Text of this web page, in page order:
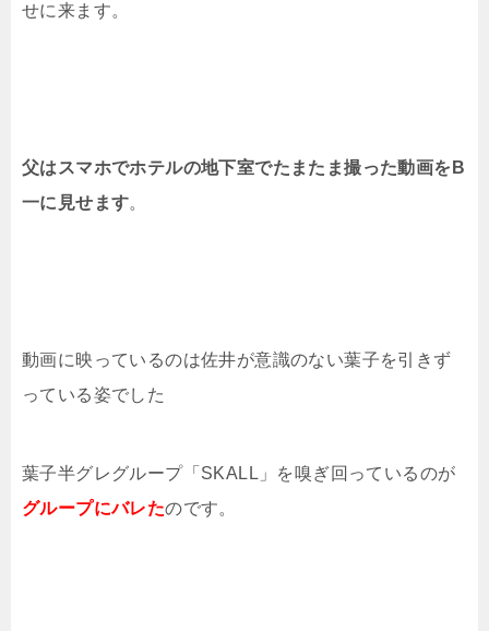
せに来ます。
父はスマホでホテルの地下室でたまたま撮った動画をB
一に見せます。
動画に映っているのは佐井が意識のない葉子を引きず
っている姿でした
葉子半グレグループ「SKALL」を嗅ぎ回っているのが
グループにバレたのです。